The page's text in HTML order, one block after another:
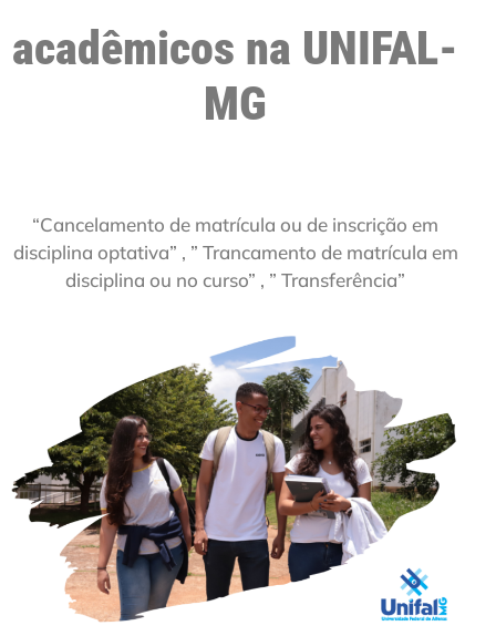
acadêmicos na UNIFAL-
MG
“Cancelamento de matrícula ou de inscrição em
disciplina optativa” , ” Trancamento de matrícula em
disciplina ou no curso” , ” Transferência”